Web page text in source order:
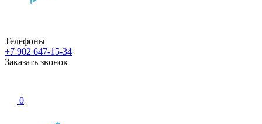
Телефоны
+7 902 647-15-34
Заказать звонок
0